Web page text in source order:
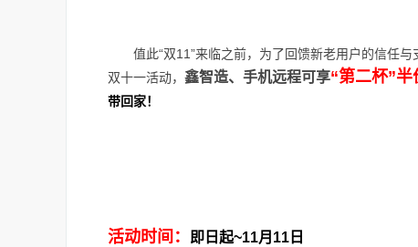
值此“双11”来临之前，为了回馈新老用户的信任与
双十一活动， 鑫智造、手机远程可享“第二杯”半
带回家！
活动时间： 即日起~11月11日